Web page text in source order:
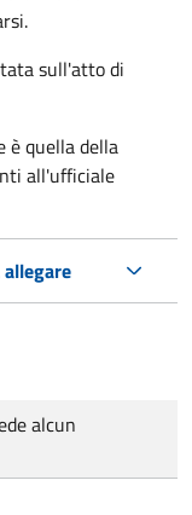
sull'atto di
è quella della
all'ufficiale
alcun